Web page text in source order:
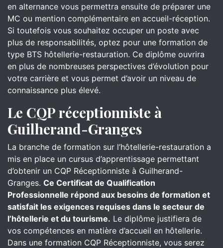
en alternance vous permettra ensuite de préparer une
MC ou mention complémentaire en accueil-réception.
Si toutefois vous souhaitez occuper un poste avec
plus de responsabilités, optez pour une formation de
type BTS hôtellerie-restauration. Ce diplôme ouvrira
en plus de nombreuses perspectives d’évolution pour
votre carrière et vous permet d’avoir un niveau de
connaissance plus élevé.
Le CQP réceptionniste à
Guilherand-Granges
La branche de formation sur l’hôtellerie-restauration a
mis en place un cursus d’apprentissage permettant
d’obtenir un CQP Réceptionniste à Guilherand-
Granges. Ce Certificat de Qualification
Professionnelle répond aux besoins de formation et
satisfait les exigences requises dans le secteur de
l’hôtellerie et du tourisme. Le diplôme justifiera de
vos compétences en matière d’accueil en hôtellerie.
Dans une formation CQP Réceptionniste, vous serez